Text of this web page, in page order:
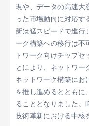
現や、データの高速大
った市場動向に対応す
新は猛スピードで進行
ーク構築への移行は不
トワーク向けチップ
とにより、ネットワー
ネットワーク構築にお
を推し進めるとともに
ることとなりました
技術革新における中核